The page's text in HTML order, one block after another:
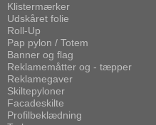
Klistermærker
Udskåret folie
Roll-Up
Pap pylon / Totem
Banner og flag
Reklamemåtter og - tæpper
Reklamegaver
Skiltepyloner
Facadeskilte
Profilbeklædning